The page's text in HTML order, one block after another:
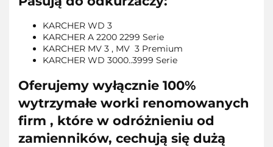
KARCHER WD 3
KARCHER A 2200 2299 Serie
KARCHER MV 3 , MV 3 Premium
KARCHER WD 3000..3999 Serie
Oferujemy wyłącznie 100%
wytrzymałe worki renomowanych
firm , które w odróżnieniu od
zamienników, cechują się dużą